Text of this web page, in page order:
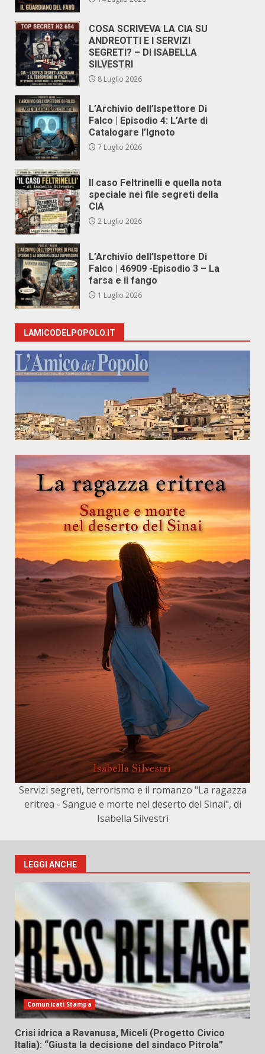
COSA SCRIVEVA LA CIA SU
ANDREOTTI E I SERVIZI
SEGRETI? – DI ISABELLA
SILVESTRI
8 Luglio 2026
L’Archivio dell’Ispettore Di
Falco | Episodio 4: L’Arte di
Catalogare l’Ignoto
7 Luglio 2026
Il caso Feltrinelli e quella nota
speciale nei file segreti della
CIA
2 Luglio 2026
L’Archivio dell’Ispettore Di
Falco | 46909 -Episodio 3 – La
farsa e il fango
1 Luglio 2026
LAMICODELPOPOLO.IT
Servizi segreti, terrorismo e il romanzo "La ragazza
eritrea - Sangue e morte nel deserto del Sinai", di
Isabella Silvestri
LEGGI ANCHE
Comunicati Stampa
Crisi idrica a Ravanusa, Miceli (Progetto Civico
Italia): “Giusta la decisione del sindaco Pitrola”